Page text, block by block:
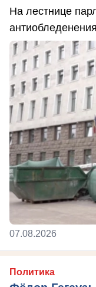
На лестнице
антиобледенения
07.08.2026
Политика